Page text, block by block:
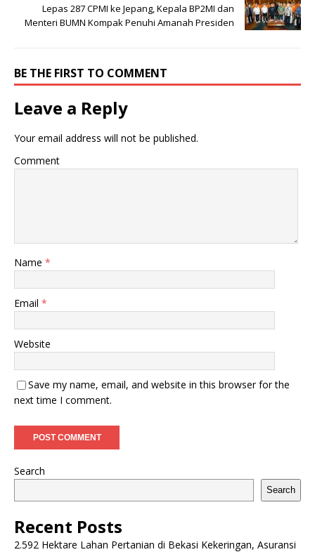
Lepas 287 CPMI ke Jepang, Kepala BP2MI dan
Menteri BUMN Kompak Penuhi Amanah Presiden
BE THE FIRST TO COMMENT
Leave a Reply
Your email address will not be published.
Comment
Name *
Email *
Website
Save my name, email, and website in this browser for the
next time I comment.
Search
Search
Recent Posts
2.592 Hektare Lahan Pertanian di Bekasi Kekeringan, Asuransi